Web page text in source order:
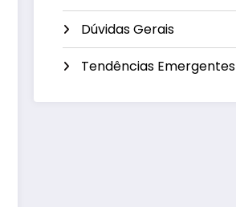
Dúvidas Gerais
Tendências Emergentes